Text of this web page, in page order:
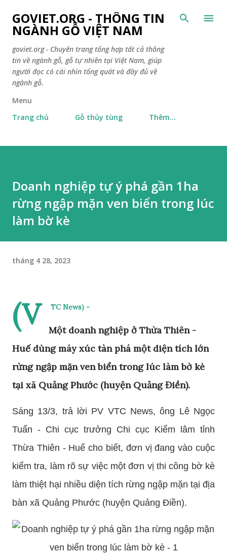
Chuyển đến nội dung chính
GOVIET.ORG - THÔNG TIN
NGÀNH GỖ VIỆT NAM
goviet.org - Chuyên trang tổng hợp tất cả thông
tin về ngành gỗ, gỗ tự nhiên tại Việt Nam, giúp
người đọc có cái nhìn tổng quát và đầy đủ về
ngành gỗ.
Menu
Trang chủ
Gỗ thủy tùng Thêm…
Doanh nghiệp tự ý phá gần 1ha
rừng ngập mặn ven biển trong lúc
làm bờ kè
tháng 4 28, 2023
(V TC News) -
Một doanh nghiệp ở Thừa Thiên -
Huế dùng máy xúc tàn phá một diện tích lớn
rừng ngập mặn ven biển trong lúc làm bờ kè
tại xã Quảng Phước (huyện Quảng Điền).
Sáng 13/3, trả lời PV VTC News, ông Lê Ngọc
Tuấn - Chi cục trưởng Chi cục Kiểm lâm tỉnh
Thừa Thiên - Huế cho biết, đơn vị đang vào cuộc
kiểm tra, làm rõ sự việc một đơn vị thi công bờ kè
làm thiệt hại nhiều diện tích rừng ngập mặn tại địa
bàn xã Quảng Phước (huyện Quảng Điền).